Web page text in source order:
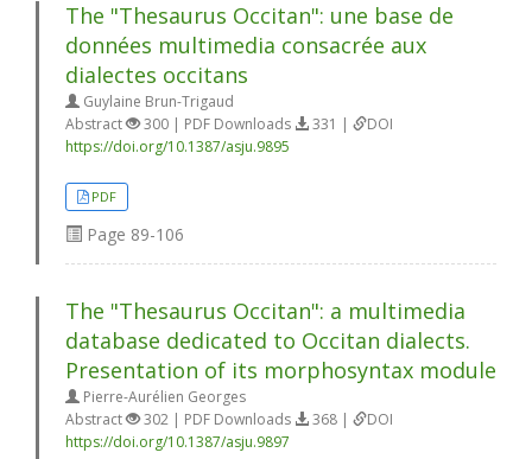
The "Thesaurus Occitan": une base de
données multimedia consacrée aux
dialectes occitans
Guylaine Brun-Trigaud
Abstract
300 | PDF Downloads 331 |
DOI
https://doi.org/10.1387/asju.9895
PDF
Page 89-106
The "Thesaurus Occitan": a multimedia
database dedicated to Occitan dialects.
Presentation of its morphosyntax module
Pierre-Aurélien Georges
Abstract
302 | PDF Downloads 368 |
DOI
https://doi.org/10.1387/asju.9897